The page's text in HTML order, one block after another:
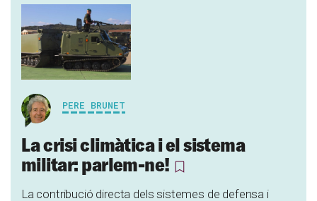
PERE BRUNET
La crisi climàtica i el sistema
militar: parlem-ne!
La contribució directa dels sistemes de defensa i